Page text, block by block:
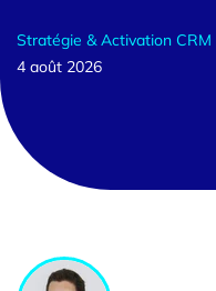
Stratégie & Activation CRM
4 août 2026